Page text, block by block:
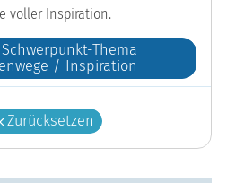
voller Inspiration.
Thema
/ Inspiration
Zurücksetzen